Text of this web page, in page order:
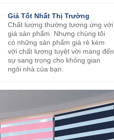
Giá Tốt Nhất Thị Trường
Chất lượng thường tương ứng với
giá sản phẩm. Nhưng chúng tôi
có những sản phẩm giá rẻ kèm
với chất lượng tuyệt vời mang đến
sự sang trọng cho không gian
ngôi nhà của bạn.